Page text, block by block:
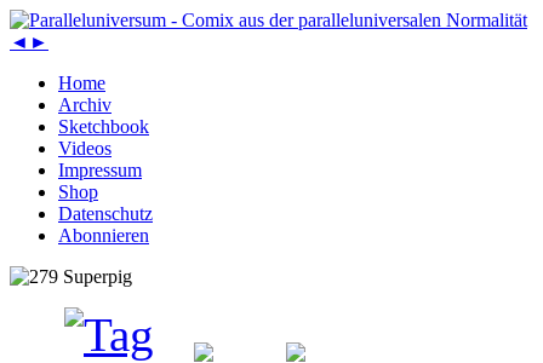
◄ ►
Home
Archiv
Sketchbook
Videos
Impressum
Shop
Datenschutz
Abonnieren